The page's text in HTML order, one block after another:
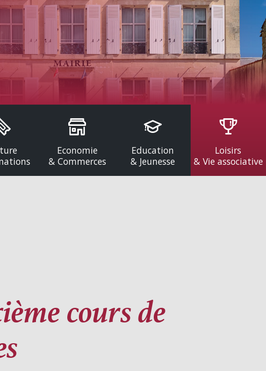
Economie
& Commerces
Education
& Jeunesse
Loisirs
& Vie associative
cours de